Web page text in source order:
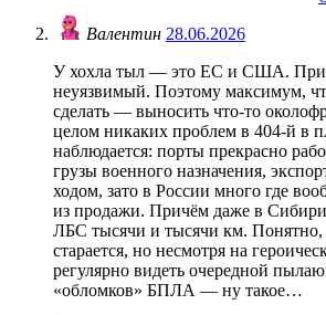
Валентин 28.06.2026
У хохла тыл — это ЕС и США.
неуязвимый. Поэтому максимум,
сделать — выносить что-то
целом никаких проблем в 404-й в
наблюдается: порты прекрасно
грузы военного назначения,
ходом, зато в России много где
из продажи. Причём даже в
ЛБС тысячи и тысячи км.
старается, но несмотря на
регулярно видеть очередной
«обломков» БПЛА — ну такое…